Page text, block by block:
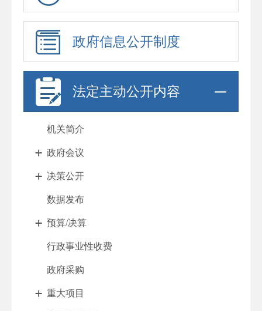
政府信息公开制度
法定主动公开内容
机关简介
政府会议
决策公开
数据发布
预算/决算
行政事业性收费
政府采购
重大项目